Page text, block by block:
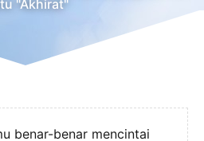
"Akhirat"
benar-benar mencintai